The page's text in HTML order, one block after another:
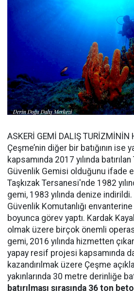
ASKERİ GEMİ DALIŞ TURİZMİNİN
Çeşme’nin diğer bir batığının
kapsamında 2017 yılında
Güvenlik Gemisi olduğunu ifade
Taşkızak Tersanesi'nde 1982
gemi, 1983 yılında denize indirildi.
Güvenlik Komutanlığı envanterine
boyunca görev yaptı. Kardak
olmak üzere birçok önemli
gemi, 2016 yılında hizmetten
yapay resif projesi kapsamında
kazandırılmak üzere Çeşme
yakınlarında 30 metre derinliğe
batırılması sırasında 36 ton